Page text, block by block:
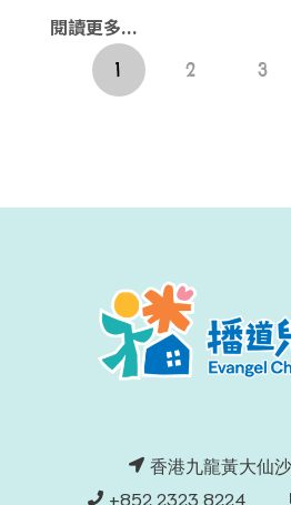
閱讀更多...
1 2 3
香港九龍黃大仙
+852 2323 8224